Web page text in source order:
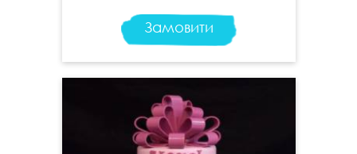
Замовити